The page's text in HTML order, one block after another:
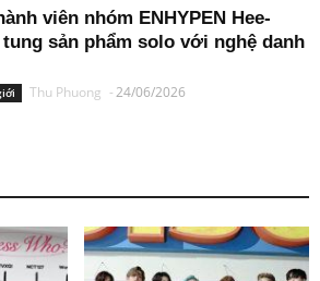
viên nhóm ENHYPEN Hee-
sản phẩm solo với nghệ danh
Thu Phuong -24/06/2026